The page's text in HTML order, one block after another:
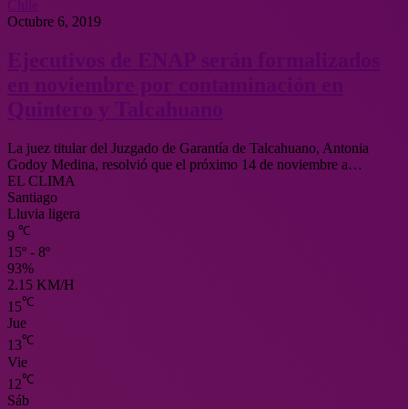
Octubre 6, 2019
La juez titular del Juzgado de Garantía de Talcahuano, Antonia
Godoy Medina, resolvió que el próximo 14 de noviembre a…
EL CLIMA
Santiago
Lluvia ligera
9 ℃
15º - 8º
93%
2.15 KM/H
15℃
Jue
13℃
Vie
12℃
Sáb